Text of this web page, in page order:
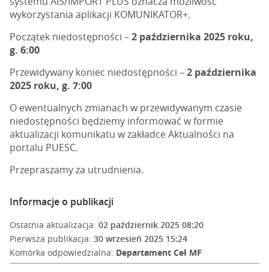
wykorzystania aplikacji KOMUNIKATOR+.
Początek niedostępności –2 października 2025 roku,
g. 6:00
Przewidywany koniec niedostępności –2 października
2025 roku, g. 7:00
O ewentualnych zmianach w przewidywanym czasie
niedostępności będziemy informować w formie
aktualizacji komunikatu w zakładce Aktualności na
portalu PUESC.
Przepraszamy za utrudnienia.
Informacje o publikacji
Ostatnia aktualizacja: 02 październik 2025 08:20
Pierwsza publikacja: 30 wrzesień 2025 15:24
Komórka odpowiedzialna: Departament Ceł MF